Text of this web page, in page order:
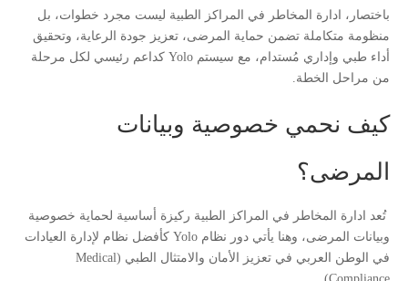
باختصار، ادارة المخاطر في المراكز الطبية ليست مجرد خطوات، بل
منظومة متكاملة تضمن حماية المرضى، تعزيز جودة الرعاية، وتحقيق
أداء طبي وإداري مُستدام، مع سيستم Yolo كداعم رئيسي لكل مرحلة
من مراحل الخطة.
كيف نحمي خصوصية وبيانات
المرضى؟
تُعد ادارة المخاطر في المراكز الطبية ركيزة أساسية لحماية خصوصية
وبيانات المرضى، وهنا يأتي دور نظام Yolo كأفضل نظام لإدارة العيادات
في الوطن العربي في تعزيز الأمان والامتثال الطبي (Medical